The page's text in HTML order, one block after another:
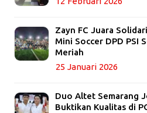
Zayn FC Juara
Mini Soccer DPD PSI
Meriah
25 Januari 2026
Duo Altet Semarang
Buktikan Kualitas di